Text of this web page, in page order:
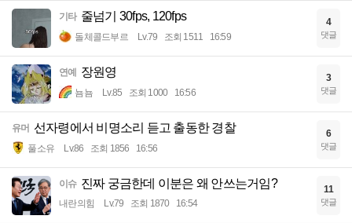
기타 줄넘기 30fps, 120fps
돌체콜드부르 Lv.79 조회 1511 16:59
4
댓글
연예 장원영
뇸뇸 Lv.85 조회 1000 16:56
3
댓글
유머 선자령에서 비명소리 듣고 출동한 경찰
풀소유 Lv.86 조회 1856 16:56
6
댓글
이슈 진짜 궁금한데 이분은 왜 안쓰는거임?
내란의힘 Lv.79 조회 1870 16:54
11
댓글